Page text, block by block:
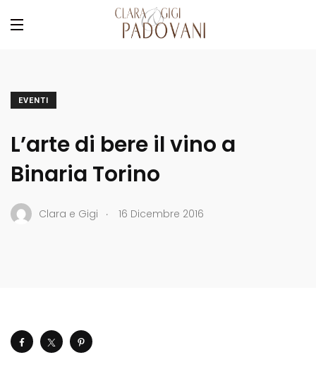
EVENTI
L’arte di bere il vino a
Binaria Torino
Clara e Gigi . 16 Dicembre 2016